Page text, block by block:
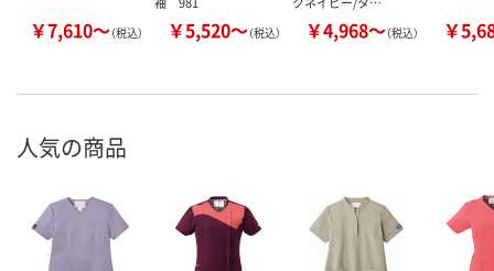
￥7,610～（税込） ￥5,520～（税込） ￥4,968～（税込） ￥
人気の商品